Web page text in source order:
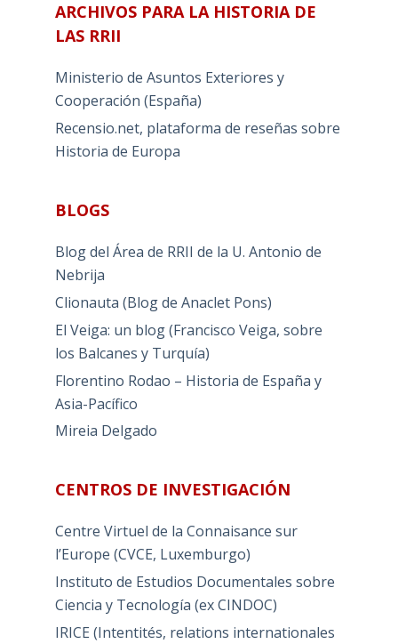
ARCHIVOS PARA LA HISTORIA DE
LAS RRII
Ministerio de Asuntos Exteriores y
Cooperación (España)
Recensio.net, plataforma de reseñas sobre
Historia de Europa
BLOGS
Blog del Área de RRII de la U. Antonio de
Nebrija
Clionauta (Blog de Anaclet Pons)
El Veiga: un blog (Francisco Veiga, sobre
los Balcanes y Turquía)
Florentino Rodao – Historia de España y
Asia-Pacífico
Mireia Delgado
CENTROS DE INVESTIGACIÓN
Centre Virtuel de la Connaisance sur
l’Europe (CVCE, Luxemburgo)
Instituto de Estudios Documentales sobre
Ciencia y Tecnología (ex CINDOC)
IRICE (Intentités, relations internationales